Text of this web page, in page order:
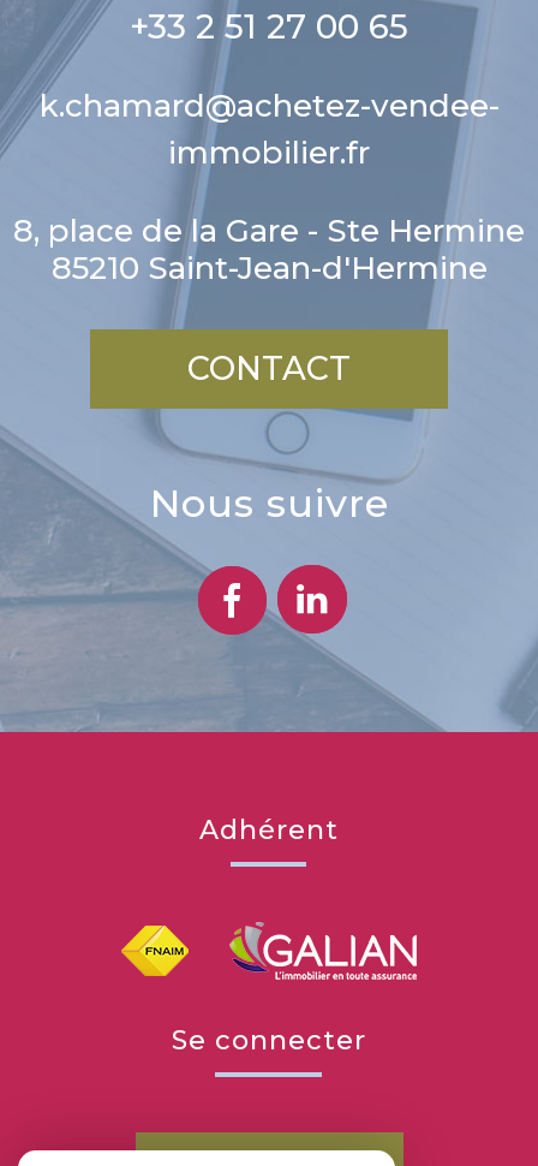
+33 2 51 27 00 65
k.chamard@achetez-vendee-
immobilier.fr
8, place de la Gare - Ste Hermine
85210 Saint-Jean-d'Hermine
CONTACT
nous suivre
adhérent
se connecter